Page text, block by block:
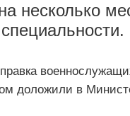
несколько
доложили в